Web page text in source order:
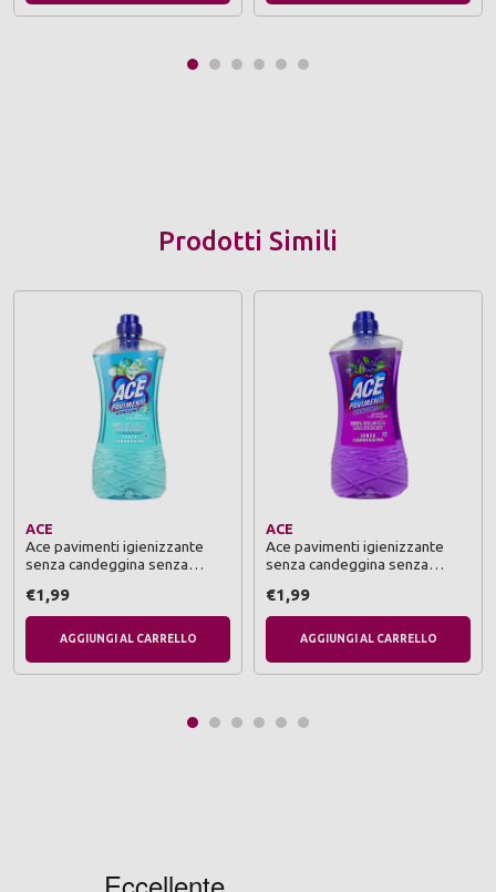
Prodotti Simili
ACE
Ace pavimenti igienizzante
senza candeggina senza
bianco 1000 ml
€1,99
AGGIUNGI AL CARRELLO
ACE
Ace pavimenti igienizzante
senza candeggina senza
essenziali 1000 ml
€1,99
AGGIUNGI AL CARRELLO